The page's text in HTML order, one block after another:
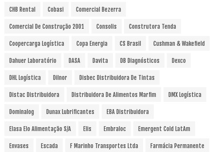
CHB Rental Cobasi Comercial Bezerra
Comercial De Construção 2001 Consolis Construtora Tenda
Coopercarga Logística Copa Energia CS Brasil Cushman & Wakefield
Dahuer Laboratório DASA Davita DB Diagnósticos Dexco
DHL Logística Dilnor Disbec Distribuidora De Tintas
Distac Distribuidora Distribuidora De Alimentos Marfim DMX Logística
Dominalog Dunax Lubrificantes EBA Distribuidora
Elasa Elo Alimentação S/A Elis Embraloc Emergent Cold LatAm
Envases Escada F Marinho Transportes Ltda Farmácia Permanente